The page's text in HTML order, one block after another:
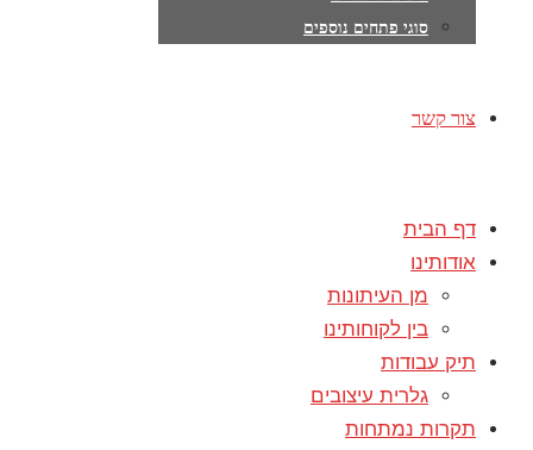
סוגי פתחים נוספים
צור קשר
דף הבית
אודותינו
מן העיתונות
בין לקוחותינו
תיק עבודות
גלרית עיצובים
תקרות נמתחות